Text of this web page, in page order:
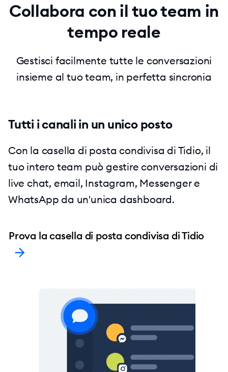
Collabora con il tuo team in
tempo reale
Gestisci facilmente tutte le conversazioni
insieme al tuo team, in perfetta sincronia
Tutti i canali in un unico posto
Con la casella di posta condivisa di Tidio, il
tuo intero team può gestire conversazioni di
live chat, email, Instagram, Messenger e
WhatsApp da un'unica dashboard.
Prova la casella di posta condivisa di Tidio